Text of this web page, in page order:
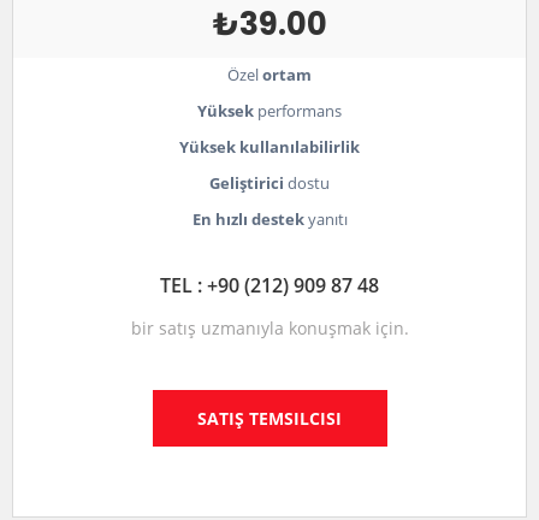
₺39.00
Özelortam
Yüksek performans
Yüksek kullanılabilirlik
Geliştirici dostu
En hızlı destekyanıtı
TEL : +90 (212) 909 87 48
bir satış uzmanıyla konuşmak için.
SATIŞ TEMSILCISI